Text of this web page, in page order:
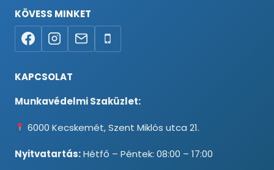
KÖVESS MINKET
KAPCSOLAT
Munkavédelmi Szaküzlet:
6000 Kecskemét, Szent Miklós utca 21.
Nyitvatartás:Hétfő – Péntek: 08:00 – 17:00